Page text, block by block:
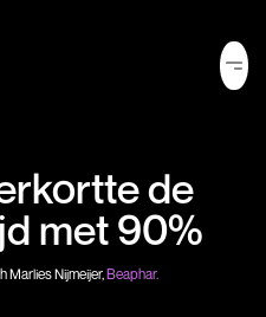
de
met 90%
Marlies Nijmeijer,Beaphar.